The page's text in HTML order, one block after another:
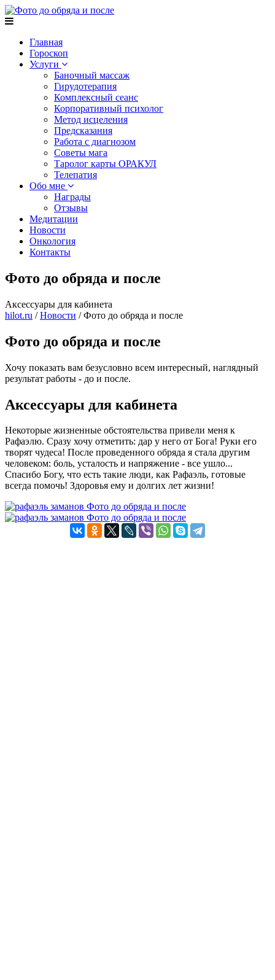
Главная
Гороскоп
Услуги
Баночный массаж
Гирудотерапия
Комплексный сеанс
Корпоративный психолог
Метод исцеления
Предсказания
Работа с диагнозом
Советы мага
Таролог карты ОРАКУЛ
Телепатия
Обо мне
Награды
Отзывы
Медитации
Новости
Онкология
Контакты
Фото до обряда и после
Аксессуары для кабинета
hilot.ru /Новости /Фото до обряда и после
Фото до обряда и после
Хочу показать вам безусловно всем интересный, наглядный
результат работы - до и после.
Аксессуары для кабинета
Некоторые жизненные обстоятельства привели меня к
Рафаэлю. Сразу хочу отметить: дар у него от Бога! Руки его
творят чудеса! После проведенного обряда я стала другим
человеком: боль, усталость и напряжение - все ушло...
Спасибо Богу, что есть такие люди, как Рафаэль, готовые
всегда помочь! Здоровья ему и долгих лет жизни!